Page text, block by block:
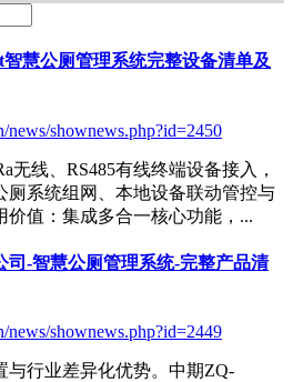
慧公厕管理系统完整设备清单及
news/shownews.php?id=2450
无线、RS485有线终端设备接入，
厕系统组网、本地设备联动管控与
价值：集成多合一核心功能，...
司-智慧公厕管理系统-完整产品清
news/shownews.php?id=2449
与行业差异化优势。中期ZQ-